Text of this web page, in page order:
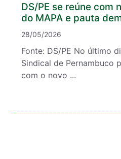
DS/PE se reúne com
do MAPA e pauta
28/05/2026
Fonte: DS/PE No último
Sindical de Pernambuco
com o novo ...